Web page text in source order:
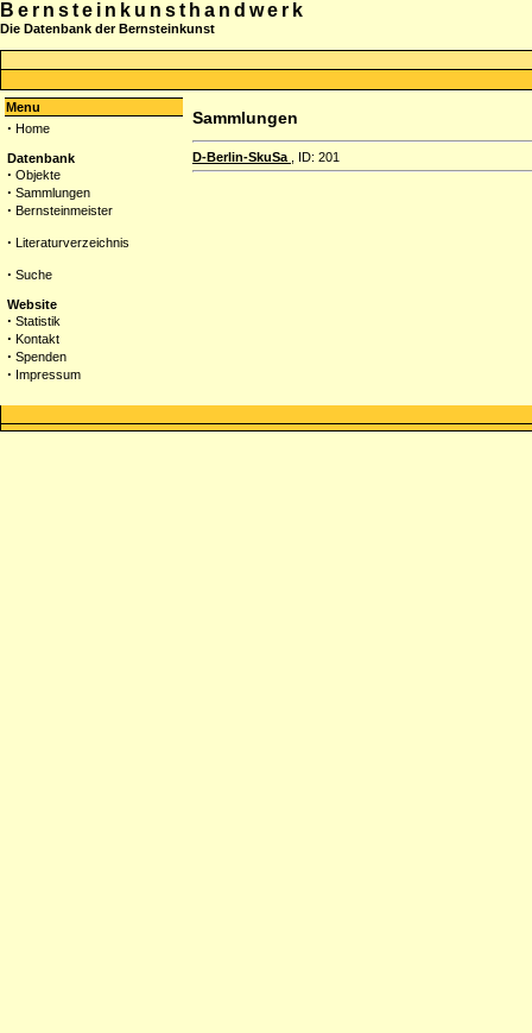
Bernsteinkunsthandwerk
Die Datenbank der Bernsteinkunst
Menu
· Home
Datenbank
· Objekte
· Sammlungen
· Bernsteinmeister
· Literaturverzeichnis
· Suche
Website
· Statistik
· Kontakt
· Spenden
· Impressum
Sammlungen
D-Berlin-SkuSa , ID: 201